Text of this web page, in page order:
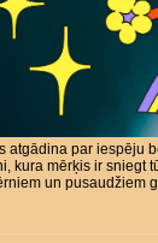
atgādina par iespēju
kura mērķis ir sniegt
un pusaudžiem